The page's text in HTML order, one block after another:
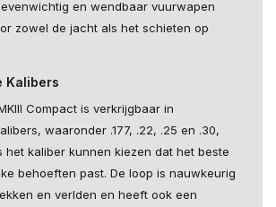
en wendbaar vuurwapen
zowel de jacht als het schieten op
Kalibers
Compact is verkrijgbaar in
waaronder .177, .22, .25 en .30,
het kaliber kunnen kiezen dat het beste
behoeften past. De loop is nauwkeurig
en verlden en heeft ook een